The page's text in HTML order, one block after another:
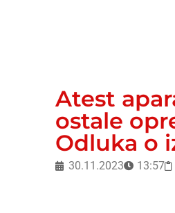
Atest
ostale
Odluka o
30.11.2023 13:57